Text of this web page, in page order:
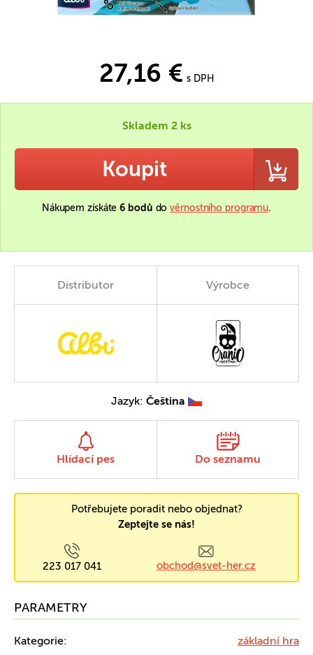
27,16 € s DPH
Skladem 2 ks
Koupit
Nákupem získáte6 bodů dověrnostního programu.
Distributor Výrobce
Jazyk: Čeština
Hlídací pes Do seznamu
Potřebujete poradit nebo objednat?
Zeptejte se nás!
223 017 041 obchod@svet-her.cz
PARAMETRY
Kategorie:
základní hra